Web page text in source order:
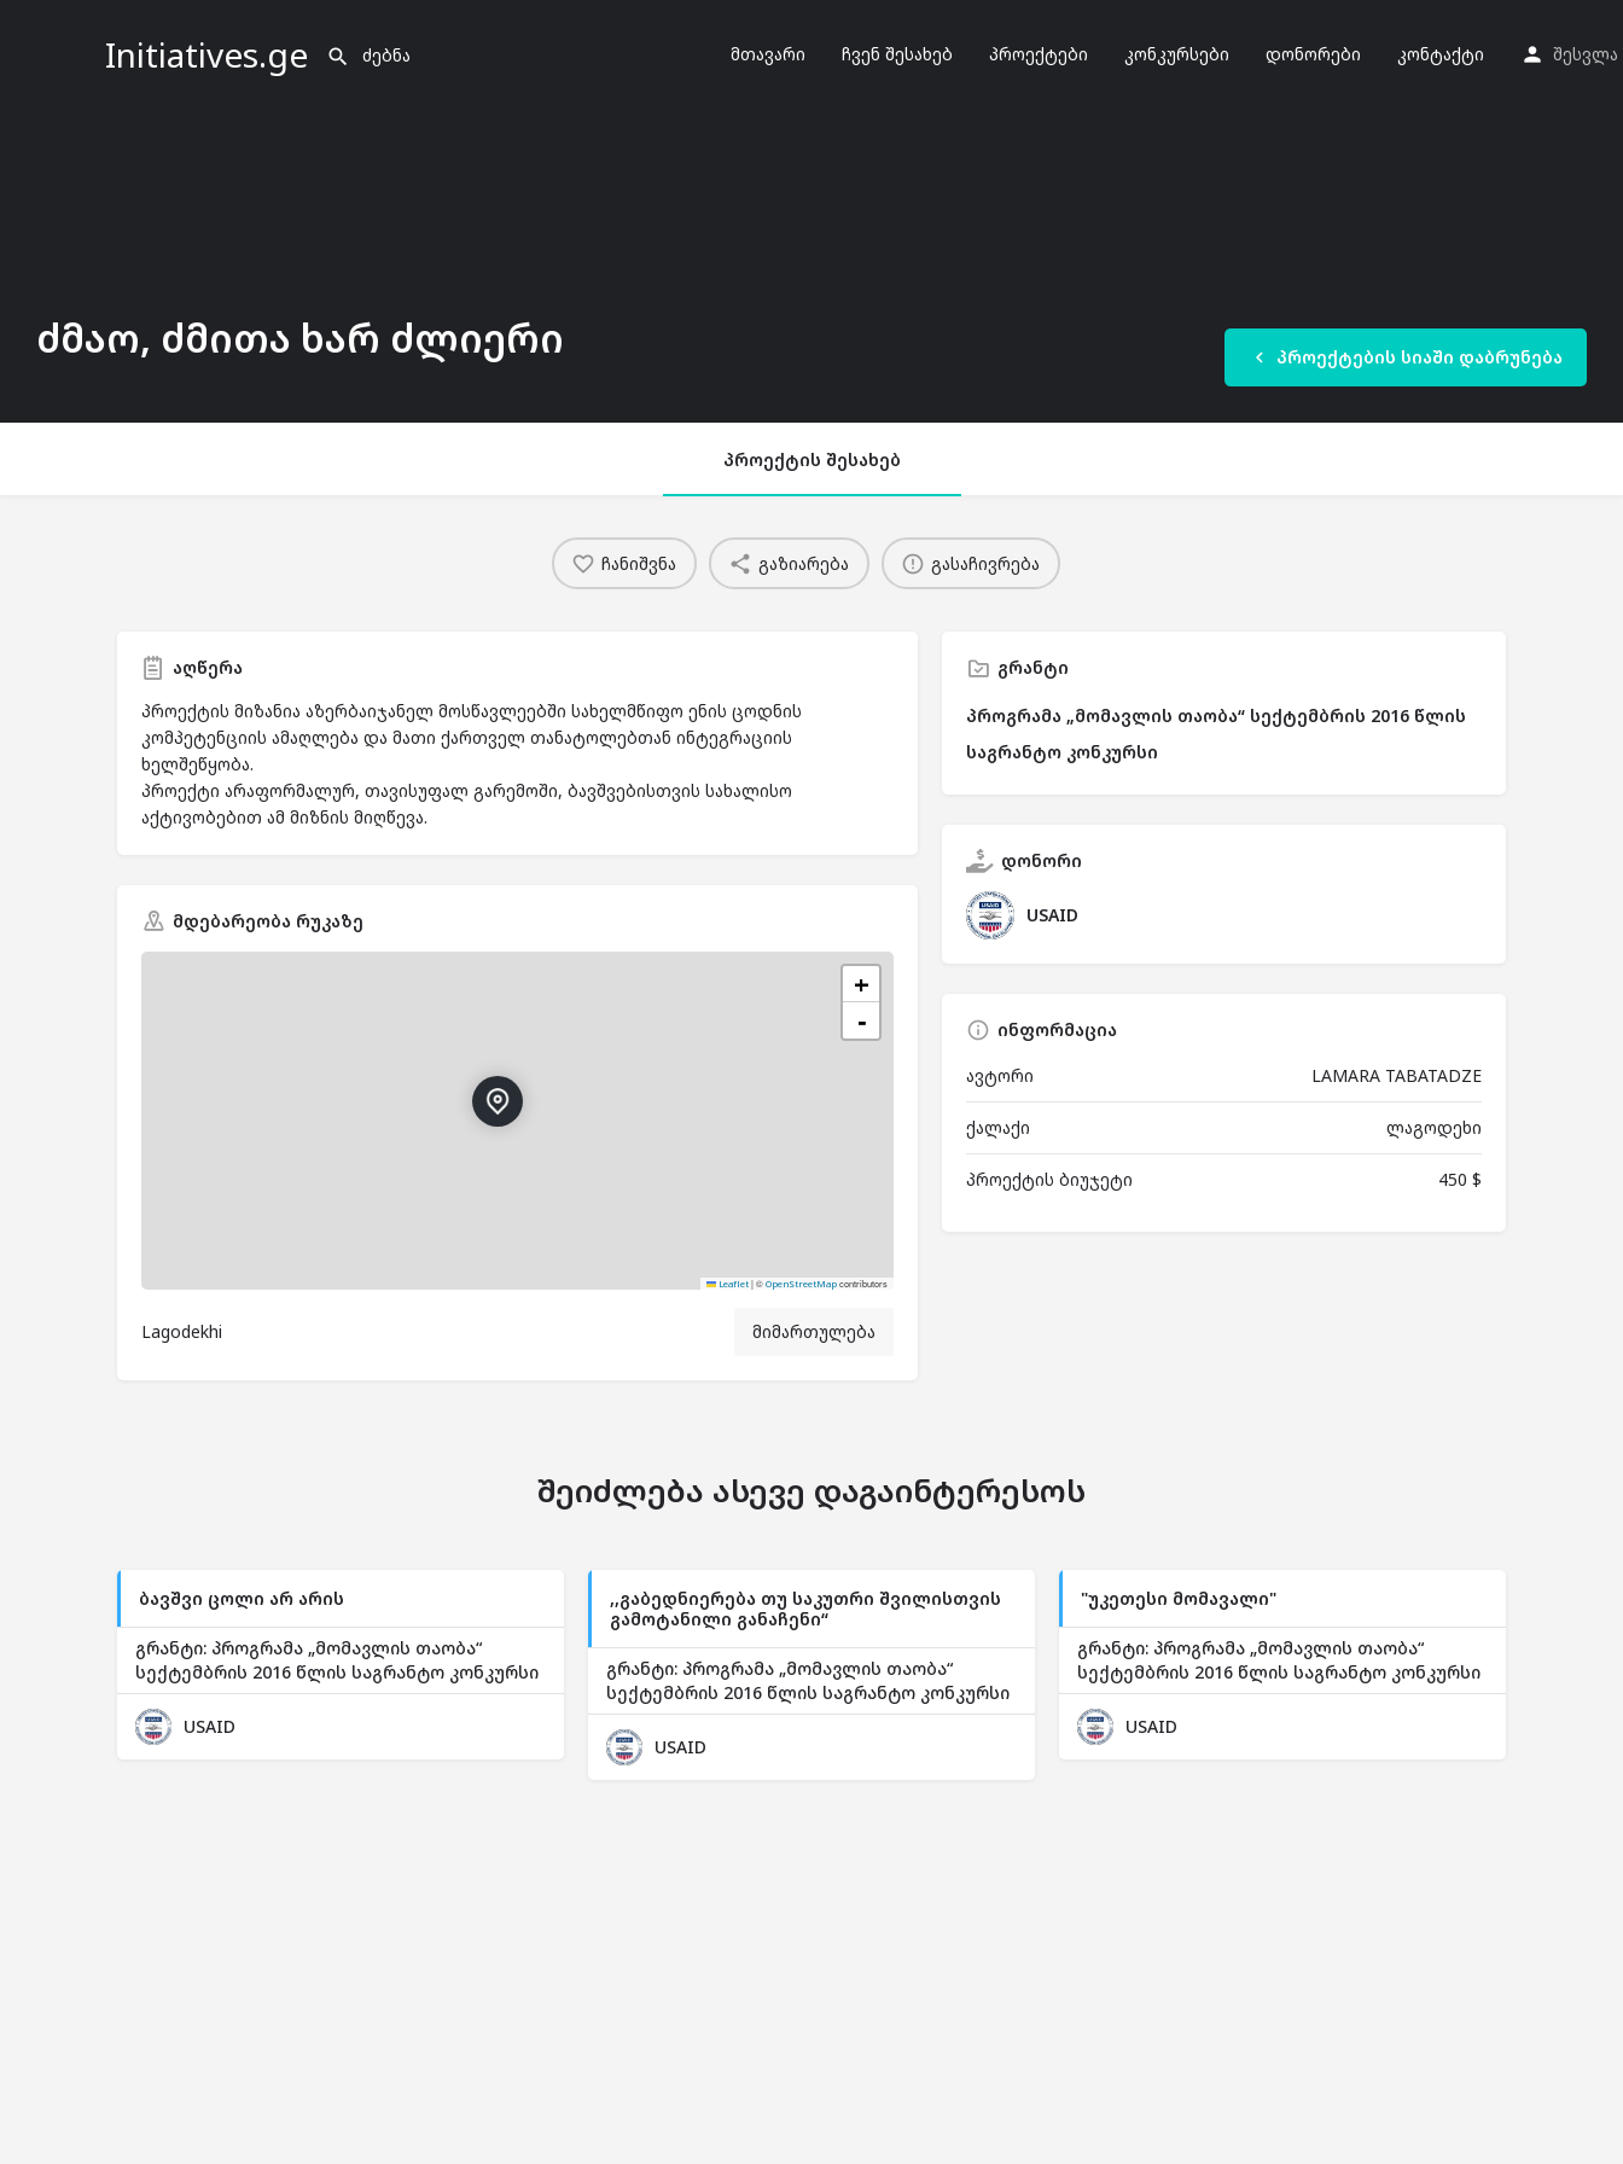
Initiatives.ge მთავარი ჩვენ შესახებ პროექტები კონკურსები დონორები კონტაქტი შესვლა
ძმაო, ძმითა ხარ ძლიერი პროექტების სიაში დაბრუნება
პროექტის შესახებ
ჩანიშვნა გაზიარება გასაჩივრება
აღწერა
პროექტის მიზანია აზერბაიჯანელ მოსწავლეებში სახელმწიფო ენის ცოდნის
კომპეტენციის ამაღლება და მათი ქართველ თანატოლებთან ინტეგრაციის
ხელშეწყობა.
პროექტი არაფორმალურ, თავისუფალ გარემოში, ბავშვებისთვის სახალისო
აქტივობებით ამ მიზნის მიღწევა.
მდებარეობა რუკაზე
+
−
Leaflet |© OpenStreetMapcontributors
Lagodekhi მიმართულება
გრანტი
პროგრამა „მომავლის თაობა“ სექტემბრის 2016 წლის
საგრანტო კონკურსი
დონორი
USAID
ინფორმაცია
ავტორი
LAMARA TABATADZE
ქალაქი ლაგოდეხი
პროექტის ბიუჯეტი 450 $
შეიძლება ასევე დაგაინტერესოს
ბავშვი ცოლი არ არის
გრანტი: პროგრამა „მომავლის თაობა“
სექტემბრის 2016 წლის საგრანტო კონკურსი
USAID
,,გაბედნიერება თუ საკუთრი შვილისთვის
გამოტანილი განაჩენი“
გრანტი: პროგრამა „მომავლის თაობა“
სექტემბრის 2016 წლის საგრანტო კონკურსი
USAID
"უკეთესი მომავალი"
გრანტი: პროგრამა „მომავლის თაობა“
სექტემბრის 2016 წლის საგრანტო კონკურსი
USAID